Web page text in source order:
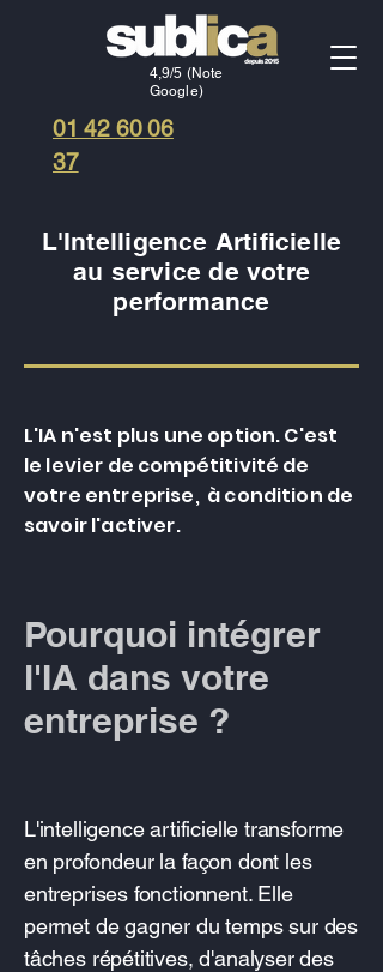
01 42 60 06
37
4,9/5 (Note
Google)
L'Intelligence Artificielle
au service de votre
performance
L'IA n'est plus une option. C'est
le levier de compétitivité de
votre entreprise, à condition de
savoir l'activer.
Pourquoi intégrer
l'IA dans votre
entreprise ?
L'intelligence artificielle transforme
en profondeur la façon dont les
entreprises fonctionnent. Elle
permet de gagner du temps sur des
tâches répétitives, d'analyser des